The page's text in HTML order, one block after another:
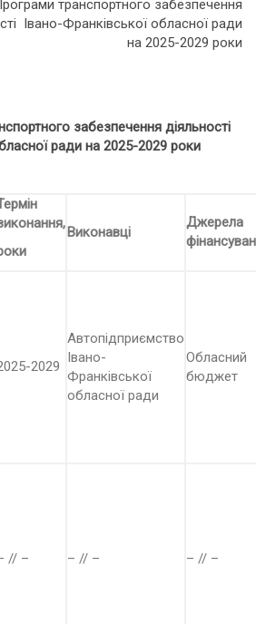
транспортного забезпечення
Івано-Франківської обласної ради
на 2025-2029 роки
забезпечення діяльності
ради на 2025-2029 роки
Виконавці
Джерела
2029
Автопідприємство
Івано-
Франківської
обласної ради
Обласний
бюджет
// – – // – – // –